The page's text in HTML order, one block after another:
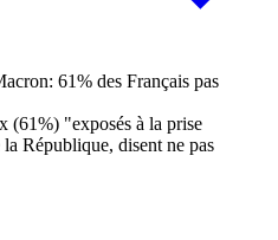
(61%) "exposés à la prise
République, disent ne pas